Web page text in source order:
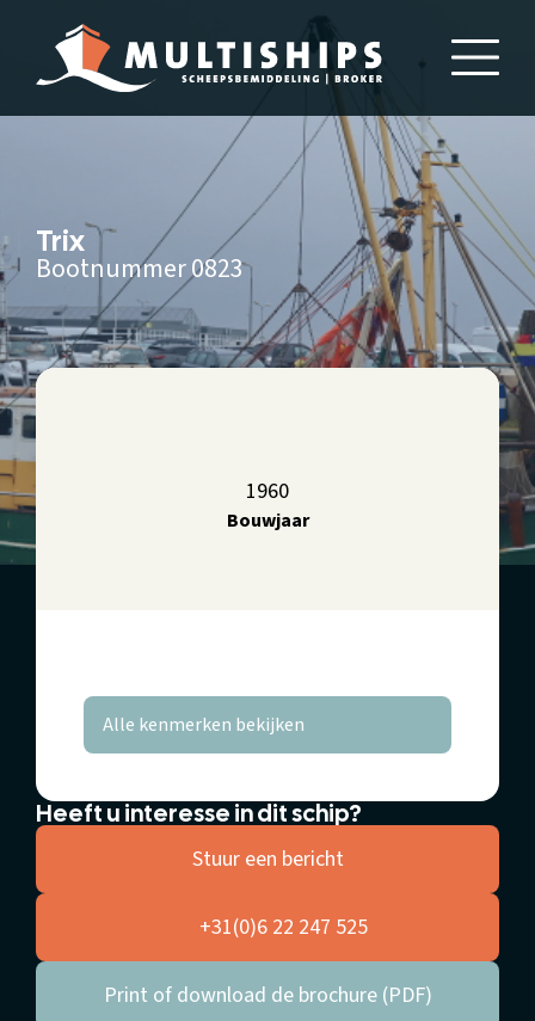
Trix
Bootnummer 0823
1960
Bouwjaar
Alle kenmerken bekijken
Heeft u interesse in dit schip?
Stuur een bericht
+31(0)6 22 247 525
Print of download de brochure (PDF)